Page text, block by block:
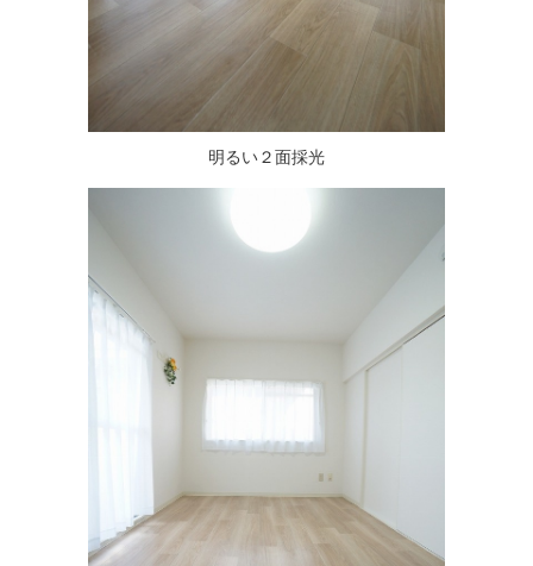
明るい２面採光